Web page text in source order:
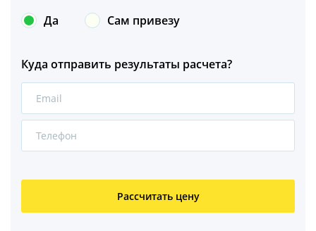
Да Сам привезу
Куда отправить результаты расчета?
Рассчитать цену